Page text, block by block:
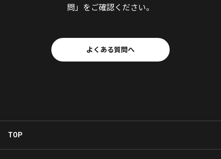
問」をご確認ください。
よくある質問へ
TOP